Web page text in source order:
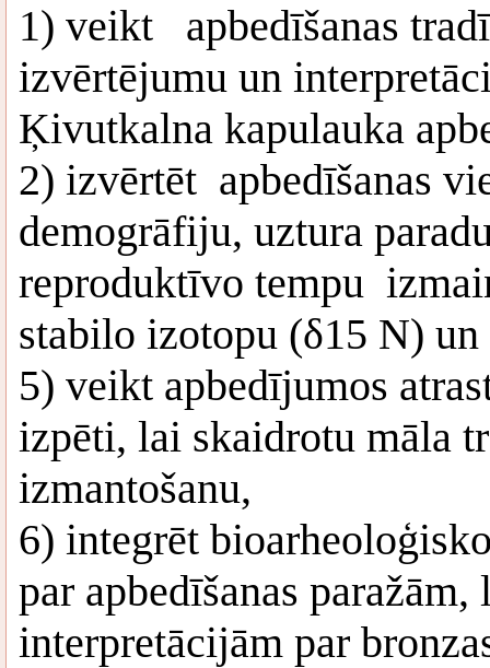
1) veikt apbedīšanas
izvērtējumu un
Ķivutkalna kapulauka
2) izvērtēt apbedīšanas
demogrāfiju, uztura
reproduktīvo tempu
stabilo izotopu (δ15 N)
5) veikt apbedījumos
izpēti, lai skaidrotu māla
izmantošanu,
6) integrēt
par apbedīšanas
interpretācijām par